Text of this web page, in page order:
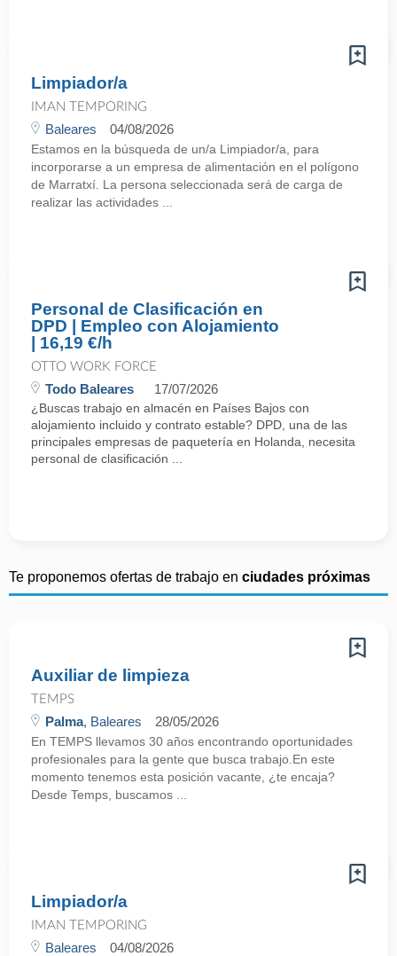
Limpiador/a
IMAN TEMPORING
Baleares 04/08/2026
Estamos en la búsqueda de un/a Limpiador/a, para
incorporarse a un empresa de alimentación en el polígono
de Marratxí. La persona seleccionada será de carga de
realizar las actividades ...
Personal de Clasificación en
DPD | Empleo con Alojamiento
| 16,19 €/h
OTTO WORK FORCE
Todo Baleares 17/07/2026
¿Buscas trabajo en almacén en Países Bajos con
alojamiento incluido y contrato estable? DPD, una de las
principales empresas de paquetería en Holanda, necesita
personal de clasificación ...
Te proponemos ofertas de trabajo en ciudades próximas
Auxiliar de limpieza
TEMPS
Palma, Baleares 28/05/2026
En TEMPS llevamos 30 años encontrando oportunidades
profesionales para la gente que busca trabajo.En este
momento tenemos esta posición vacante, ¿te encaja?
Desde Temps, buscamos ...
Limpiador/a
IMAN TEMPORING
Baleares 04/08/2026